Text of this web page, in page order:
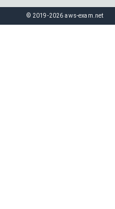
© 2019-2026 aws-exam.net